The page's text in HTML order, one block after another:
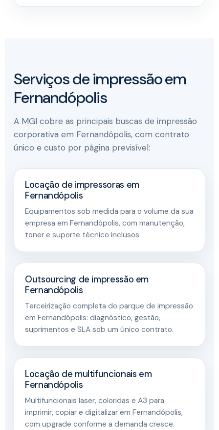
Serviços de impressão em
Fernandópolis
A MGI cobre as principais buscas de impressão
corporativa em Fernandópolis, com contrato
único e custo por página previsível:
Locação de impressoras em
Fernandópolis
Equipamentos sob medida para o volume da sua
empresa em Fernandópolis, com manutenção,
toner e suporte técnico inclusos.
Outsourcing de impressão em
Fernandópolis
Terceirização completa do parque de impressão
em Fernandópolis: diagnóstico, gestão,
suprimentos e SLA sob um único contrato.
Locação de multifuncionais em
Fernandópolis
Multifuncionais laser, coloridas e A3 para
imprimir, copiar e digitalizar em Fernandópolis,
com upgrade conforme a demanda cresce.